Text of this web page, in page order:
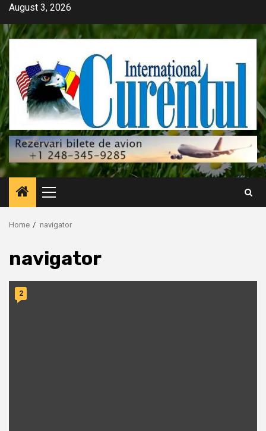
Skip
content
August 3, 2026
Primary
Menu
Home navigator
navigator
2